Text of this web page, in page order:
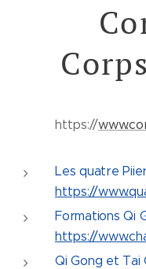
https://
Les quatre
https://
Formations Qi
https://
Qi Gong et Tai